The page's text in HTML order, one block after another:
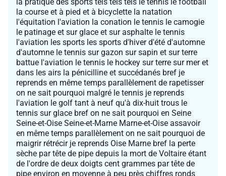
la course et à pied et à bicyclette la natation
l'équitation l'aviation la conation le tennis le camogie
le patinage et sur glace et sur asphalte le tennis
l'aviation les sports les sports d'hiver d'été d'automne
d'automne le tennis sur gazon sur sapin et sur terre
battue l'aviation le tennis le hockey sur terre sur mer et
dans les airs la pénicilline et succédanés bref je
reprends en même temps parallèlement de rapetisser
on ne sait pourquoi malgré le tennis je reprends
l'aviation le golf tant à neuf qu'à dix-huit trous le
tennis sur glace bref on ne sait pourquoi en Seine
Seine-et-Oise Seine-et-Marne Marne-et-Oise assavoir
en même temps parallèlement on ne sait pourquoi de
maigrir rétrécir je reprends Oise Marne bref la perte
sèche par tête de pipe depuis la mort de Voltaire étant
de l'ordre de deux doigts cent grammes par tête de
pipe environ en moyenne à peu près chiffres ronds